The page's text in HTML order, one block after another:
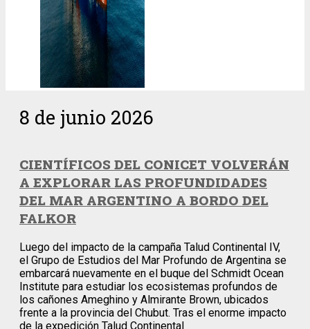
8 de junio 2026
CIENTÍFICOS DEL CONICET VOLVERÁN
A EXPLORAR LAS PROFUNDIDADES
DEL MAR ARGENTINO A BORDO DEL
FALKOR
Luego del impacto de la campaña Talud Continental IV,
el Grupo de Estudios del Mar Profundo de Argentina se
embarcará nuevamente en el buque del Schmidt Ocean
Institute para estudiar los ecosistemas profundos de
los cañones Ameghino y Almirante Brown, ubicados
frente a la provincia del Chubut. Tras el enorme impacto
de la expedición Talud Continental